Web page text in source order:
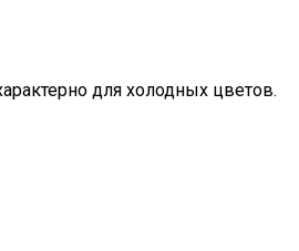
для холодных цветов.